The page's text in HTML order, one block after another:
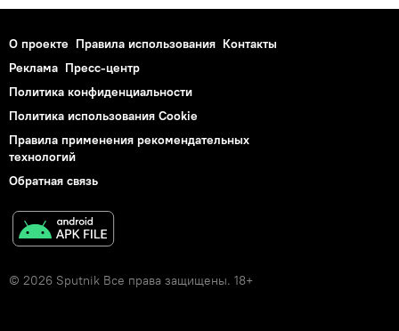
О проекте Правила использования Контакты
Реклама Пресс-центр
Политика конфиденциальности
Политика использования Cookie
Правила применения рекомендательных
технологий
Обратная связь
© 2026 Sputnik Все права защищены. 18+